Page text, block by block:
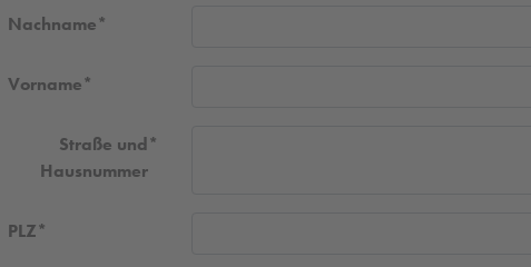
Nachname
Vorname
Straße und
Hausnummer
PLZ